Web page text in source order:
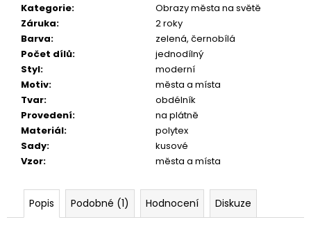
Kategorie:
Obrazy města na světě
Záruka:
2 roky
Barva: zelená, černobílá
Počet dílů:
jednodílný
Styl:
moderní
Motiv:
města a místa
Tvar:
obdélník
Provedení:
na plátně
Materiál:
polytex
Sady:
kusové
Vzor: města a místa
Popis Podobné (1) Hodnocení Diskuze
DO
RÁJE
PŘÍRODY
599
Kč